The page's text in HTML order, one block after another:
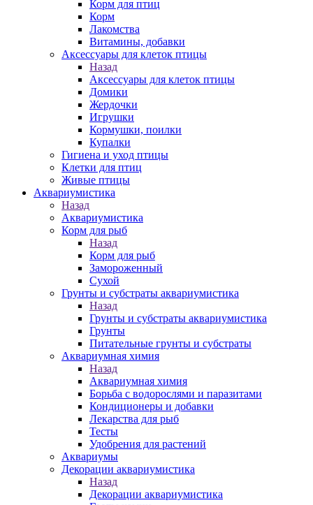
Корм для птиц
Корм
Лакомства
Витамины, добавки
Аксессуары для клеток птицы
Назад
Аксессуары для клеток птицы
Домики
Жердочки
Игрушки
Кормушки, поилки
Купалки
Гигиена и уход птицы
Клетки для птиц
Живые птицы
Аквариумистика
Назад
Аквариумистика
Корм для рыб
Назад
Корм для рыб
Замороженный
Сухой
Грунты и субстраты аквариумистика
Назад
Грунты и субстраты аквариумистика
Грунты
Питательные грунты и субстраты
Аквариумная химия
Назад
Аквариумная химия
Борьба с водорослями и паразитами
Кондиционеры и добавки
Лекарства для рыб
Тесты
Удобрения для растений
Аквариумы
Декорации аквариумистика
Назад
Декорации аквариумистика